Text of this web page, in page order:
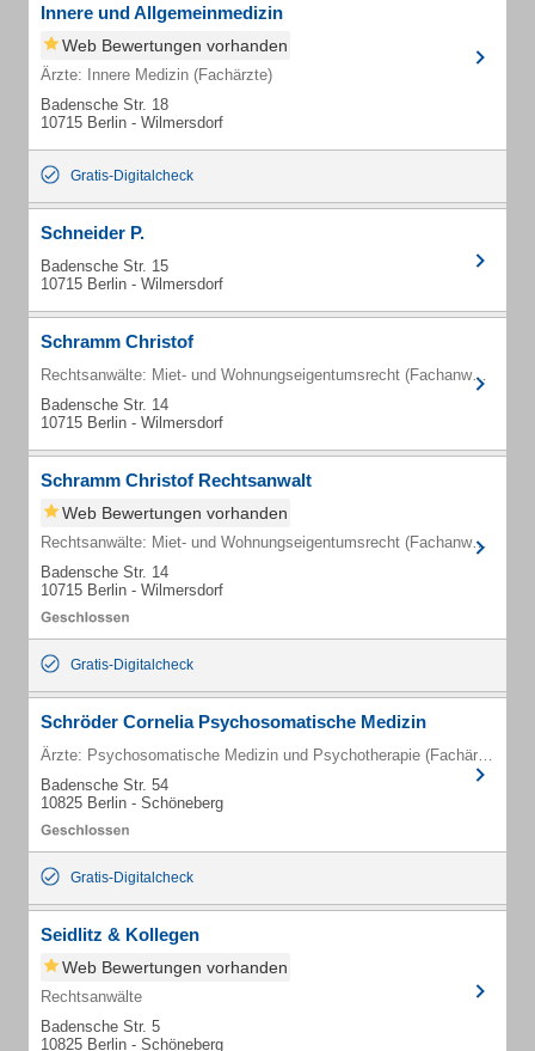
Innere und Allgemeinmedizin
Web Bewertungen vorhanden
Ärzte: Innere Medizin (Fachärzte)
Badensche Str. 18
10715 Berlin - Wilmersdorf
Gratis-Digitalcheck
Schneider P.
Badensche Str. 15
10715 Berlin - Wilmersdorf
Schramm Christof
Rechtsanwälte: Miet- und Wohnungseigentumsrecht (Fachanwälte)
Badensche Str. 14
10715 Berlin - Wilmersdorf
Schramm Christof Rechtsanwalt
Web Bewertungen vorhanden
Rechtsanwälte: Miet- und Wohnungseigentumsrecht (Fachanwälte)
Badensche Str. 14
10715 Berlin - Wilmersdorf
Gratis-Digitalcheck
Schröder Cornelia Psychosomatische Medizin
Ärzte: Psychosomatische Medizin und Psychotherapie (Fachärzte)
Badensche Str. 54
10825 Berlin - Schöneberg
Gratis-Digitalcheck
Seidlitz & Kollegen
Web Bewertungen vorhanden
Rechtsanwälte
Badensche Str. 5
10825 Berlin - Schöneberg